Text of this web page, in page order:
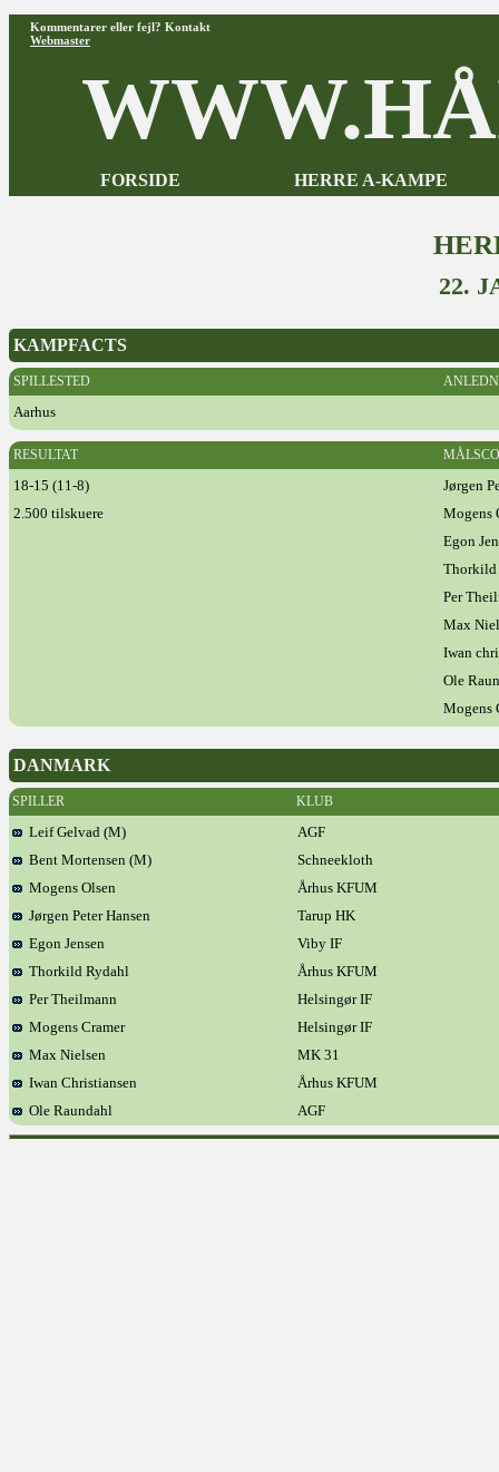
Kommentarer eller fejl? Kontakt
Webmaster
FORSIDE HERRE A-KAMPE
22.
KAMPFACTS
SPILLESTED
Aarhus
RESULTAT
18-15 (11-8)
Jørgen
2.500 tilskuere
Mogens
Egon
Thorkild
Per
Max
Iwan
Ole
Mogens
DANMARK
SPILLER KLUB
Leif Gelvad (M)
AGF
Bent Mortensen (M)
Schneekloth
Mogens Olsen
Århus KFUM
Jørgen Peter Hansen
Tarup HK
Egon Jensen
Viby IF
Thorkild Rydahl
Århus KFUM
Per Theilmann
Helsingør IF
Mogens Cramer
Helsingør IF
Max Nielsen
MK 31
Iwan Christiansen
Århus KFUM
Ole Raundahl
AGF